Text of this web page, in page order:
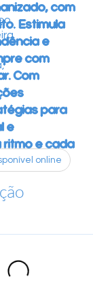
com
Estimula
e
com
Com
para
e
ritmo e cada
online
-